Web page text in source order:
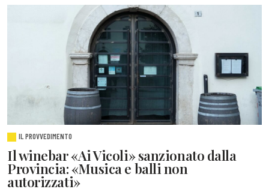
IL PROVVEDIMENTO
Il winebar «Ai Vicoli» sanzionato dalla
Provincia: «Musica e balli non
autorizzati»